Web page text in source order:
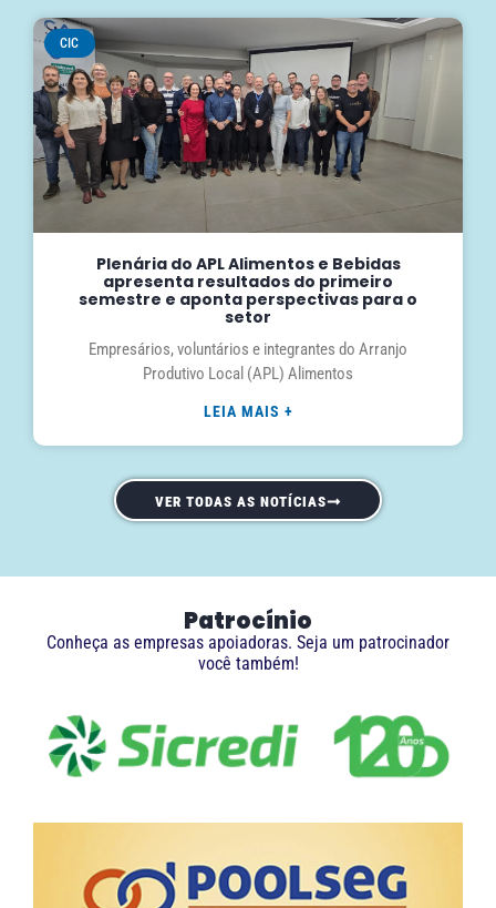
CIC
Plenária do APL Alimentos e Bebidas
apresenta resultados do primeiro
semestre e aponta perspectivas para o
setor
Empresários, voluntários e integrantes do Arranjo
Produtivo Local (APL) Alimentos
LEIA MAIS +
VER TODAS AS NOTÍCIAS
Patrocínio
Conheça as empresas apoiadoras. Seja um patrocinador
você também!